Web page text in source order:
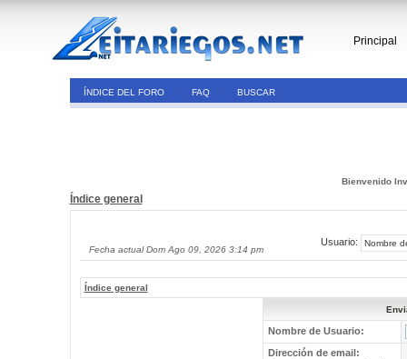
Principal
ÍNDICE DEL FORO FAQ BUSCAR
Bienvenido
Índice general
Fecha actual Dom Ago 09, 2026 3:14 pm
Usuario:
Índice general
Nombre de Usuario:
Dirección de email: